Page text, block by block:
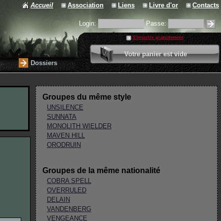
Accueil Association Liens Livre d'or Contacts
Login: Passe:
S'inscrire gratuitement
Votre panier est vide
0 article
Valider votre panier
Dossiers
Groupes du même style
UNSILENCE
SUNNATA
MONOLITH WIELDER
MAVEN HILL
ORODRUIN
Groupes de la même nationalité
COBRA SPELL
OVERRULED
DELAIN
VANDENBERG
VENGEANCE